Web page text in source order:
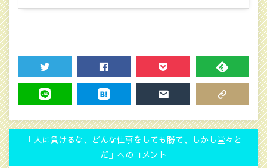
TWEET SHARE POCKET FEEDLY
「人に負けるな、どんな仕事をしても勝て、しかし堂々と
だ」へのコメント